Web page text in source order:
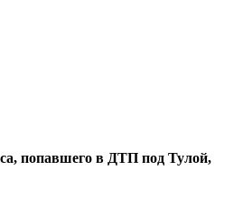
попавшего в ДТП под Тулой,